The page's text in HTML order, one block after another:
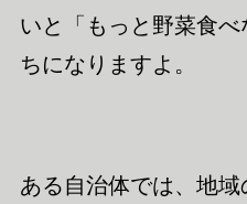
いと「もっと野菜食
ちになりますよ。
ある自治体では、地